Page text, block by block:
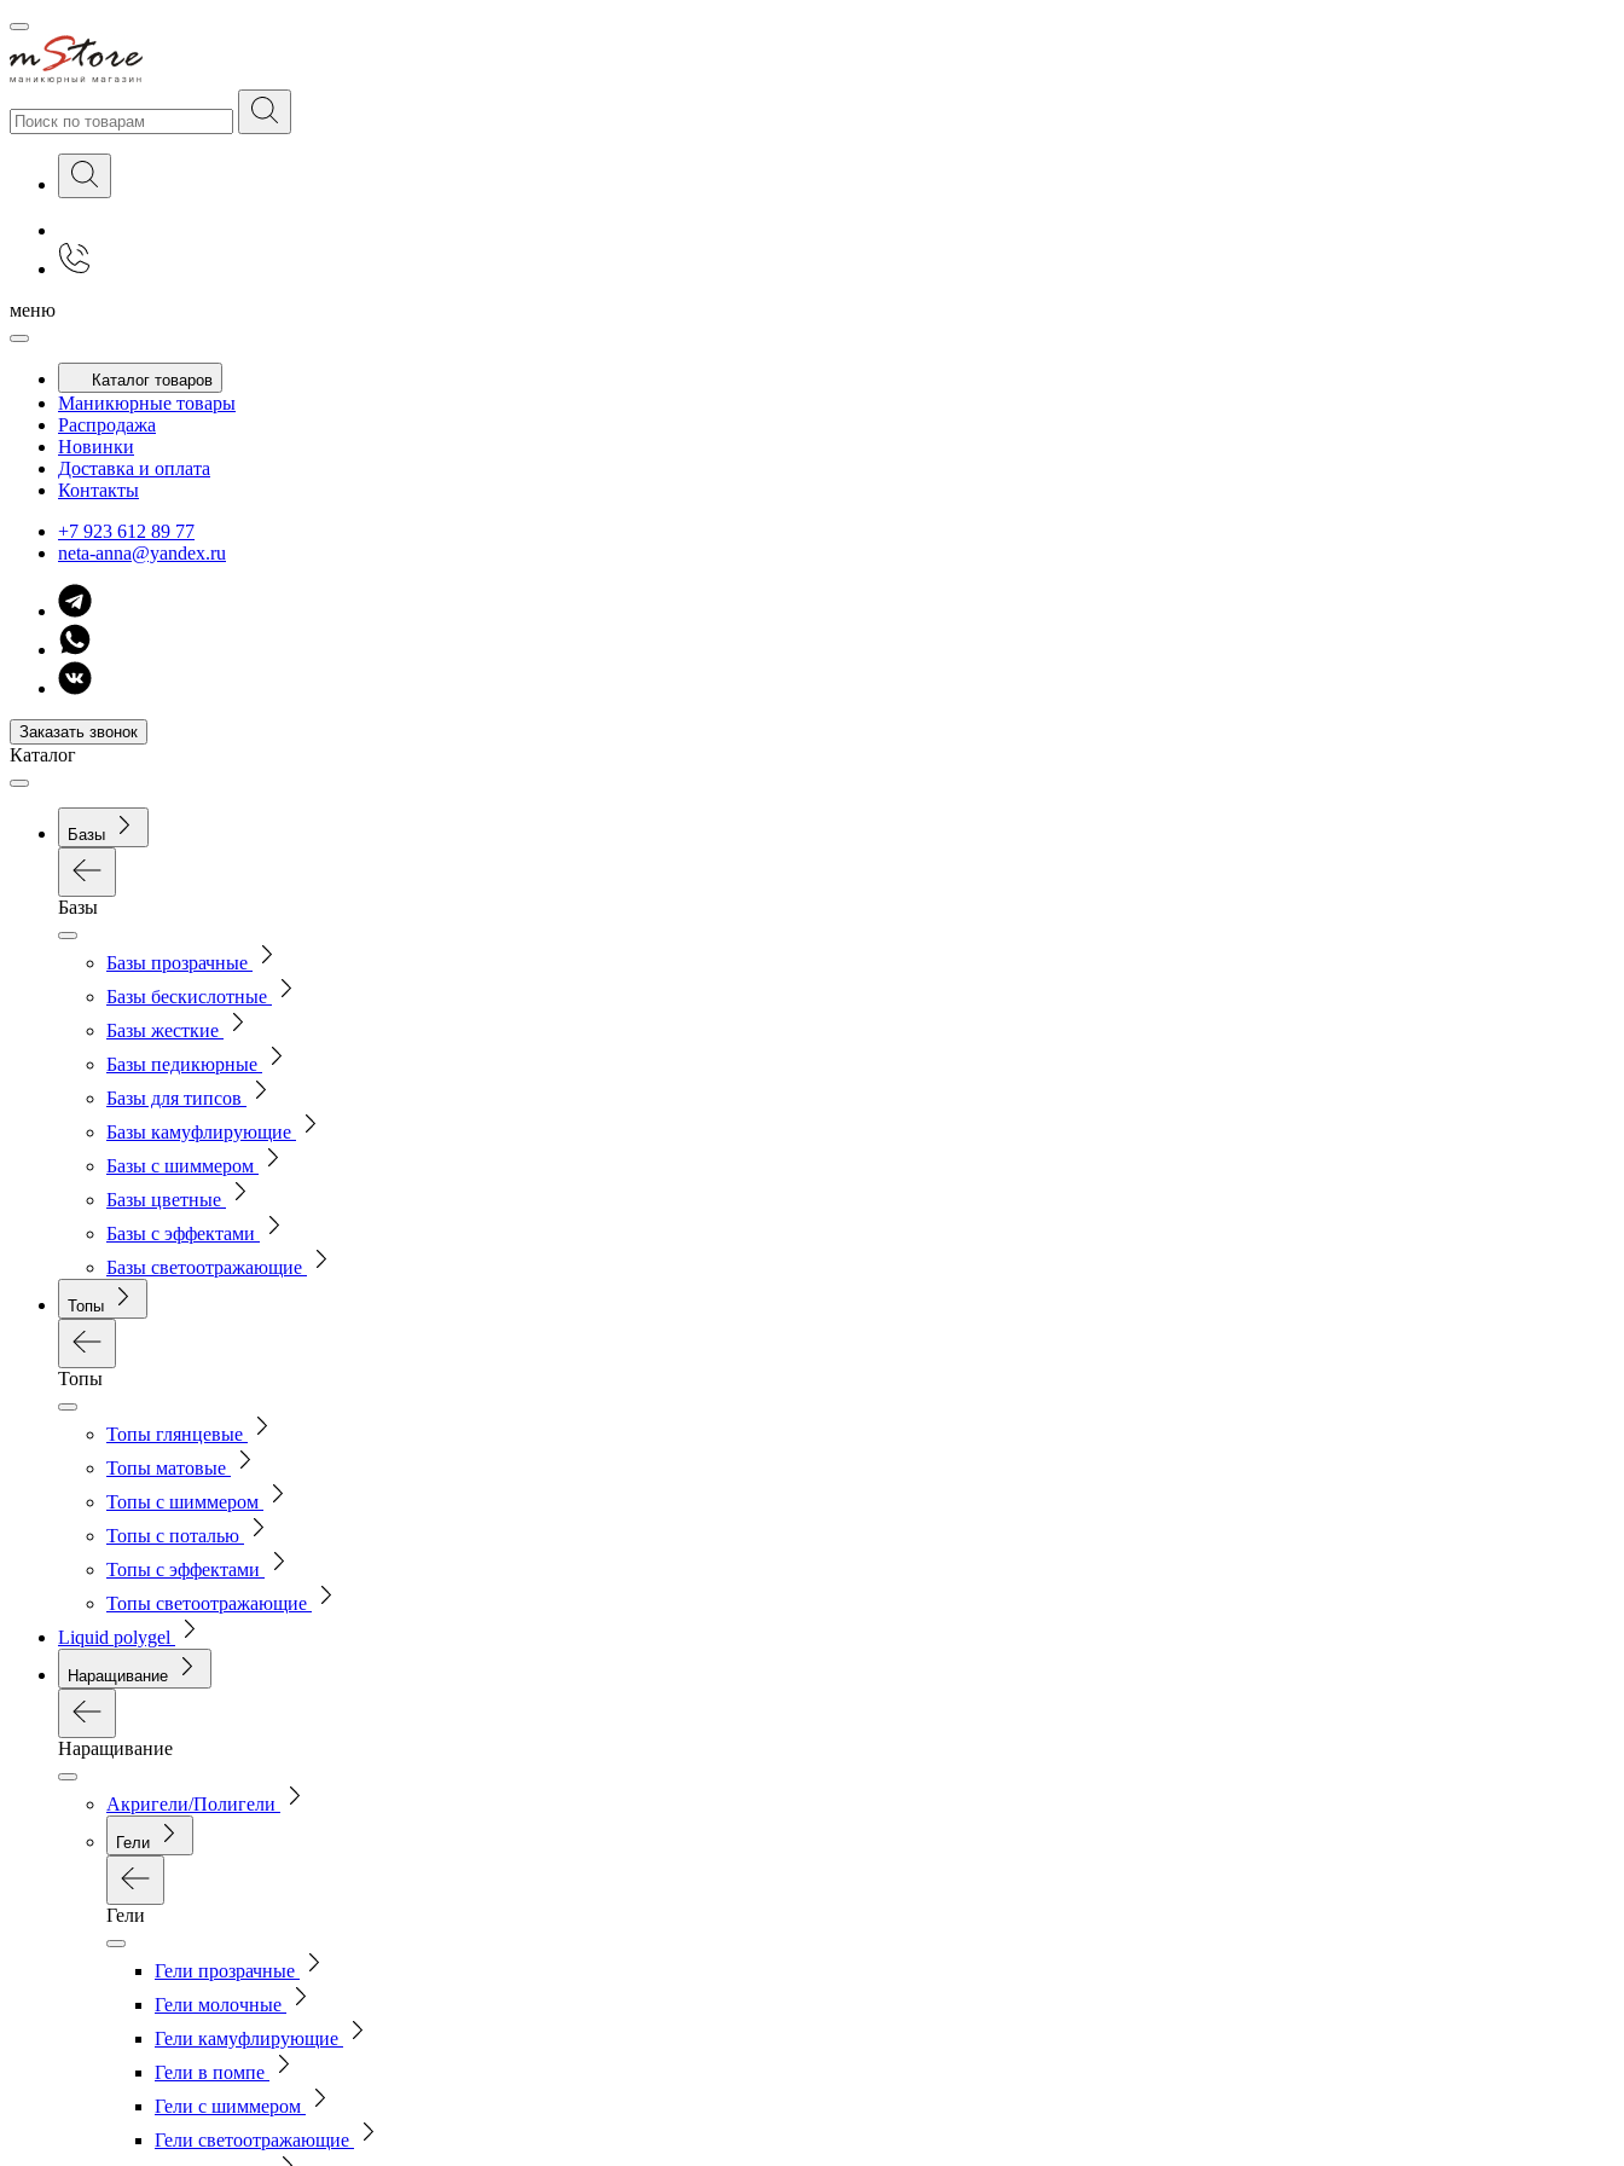
меню
Каталог товаров
Маникюрные товары
Распродажа
Новинки
Доставка и оплата
Контакты
+7 923 612 89 77
neta-anna@yandex.ru
Заказать звонок
Каталог
Базы
Базы
Базы прозрачные
Базы бескислотные
Базы жесткие
Базы педикюрные
Базы для типсов
Базы камуфлирующие
Базы с шиммером
Базы цветные
Базы с эффектами
Базы светоотражающие
Топы
Топы
Топы глянцевые
Топы матовые
Топы с шиммером
Топы с поталью
Топы с эффектами
Топы светоотражающие
Liquid polygel
Наращивание
Наращивание
Акригели/Полигели
Гели
Гели
Гели прозрачные
Гели молочные
Гели камуфлирующие
Гели в помпе
Гели с шиммером
Гели светоотражающие